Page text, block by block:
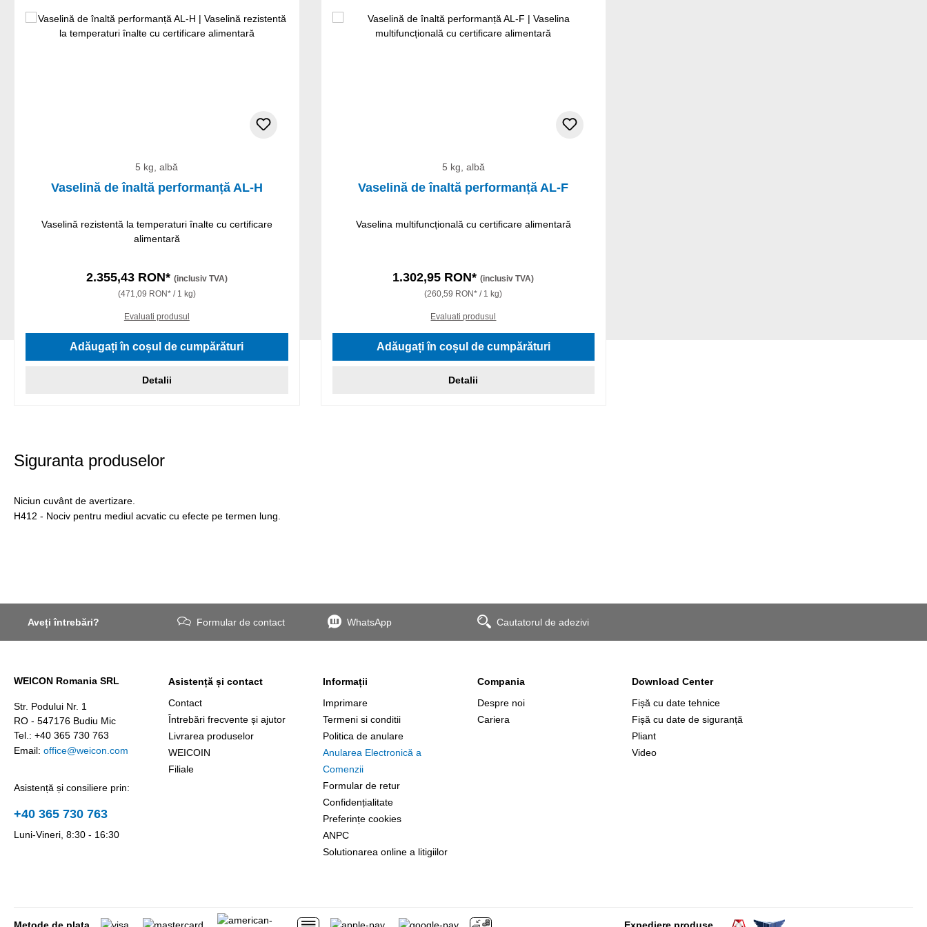
5 kg, albă
Vaselină de înaltă performanță AL-H
Vaselină rezistentă la temperaturi înalte cu certificare
alimentară
2.355,43 RON* (inclusiv TVA)
(471,09 RON* / 1 kg)
Evaluati produsul
Adăugați în coșul de cumpărături
Detalii
5 kg, albă
Vaselină de înaltă performanță AL-F
Vaselina multifuncțională cu certificare alimentară
1.302,95 RON*(inclusiv TVA)
(260,59 RON* / 1 kg)
Evaluati produsul
Adăugați în coșul de cumpărături
Detalii
Siguranta produselor
Niciun cuvânt de avertizare.
H412 - Nociv pentru mediul acvatic cu efecte pe termen lung.
Aveți întrebări? Formular de contact WhatsApp Cautatorul de adezivi
WEICON Romania SRL
Str. Podului Nr. 1
RO - 547176 Budiu Mic
Tel.: +40 365 730 763
Email: office@weicon.com
Asistență și consiliere prin:
+40 365 730 763
Luni-Vineri, 8:30 - 16:30
Asistență și contact
Contact
Întrebări frecvente și ajutor
Livrarea produselor
WEICOIN
Filiale
Informații
Imprimare
Termeni si conditii
Politica de anulare
Anularea Electronică a
Comenzii
Formular de retur
Confidențialitate
Preferințe cookies
ANPC
Solutionarea online a litigiilor
Compania
Despre noi
Cariera
Download Center
Fișă cu date tehnice
Fișă cu date de siguranță
Pliant
Video